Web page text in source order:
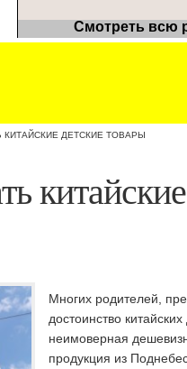
Смотреть всю
КИТАЙСКИЕ ДЕТСКИЕ ТОВАРЫ
Многих родителей,
достоинство
неимоверная
продукция из